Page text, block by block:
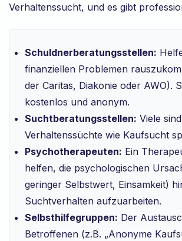
Verhaltenssucht, und es gibt
Schuldnerberatungsstellen:
finanziellen Problemen
der Caritas, Diakonie oder AWO).
kostenlos und anonym.
Suchtberatungsstellen: Viele
Verhaltenssüchte wie Kaufsucht
Psychotherapeuten: Ein
helfen, die psychologischen
geringer Selbstwert, Einsamkeit)
Suchtverhalten aufzuarbeiten.
Selbsthilfegruppen: Der
Betroffenen (z.B. „Anonyme